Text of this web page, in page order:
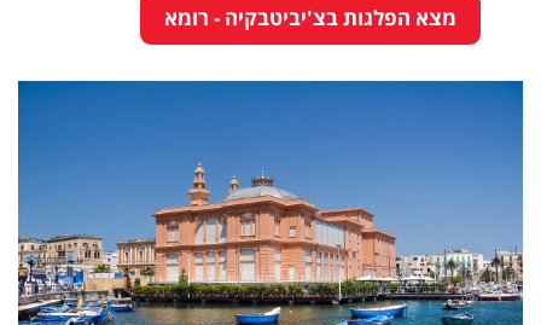
מצא הפלגות בצ'יביטבקיה - רומא